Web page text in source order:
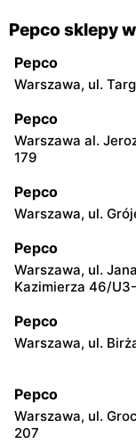
Pepco sklepy
Pepco
Warszawa, ul.
Pepco
Warszawa al.
179
Pepco
Warszawa, ul.
Pepco
Warszawa, ul. Jana
Kazimierza 46/
Pepco
Warszawa, ul.
Pepco
Warszawa, ul.
207